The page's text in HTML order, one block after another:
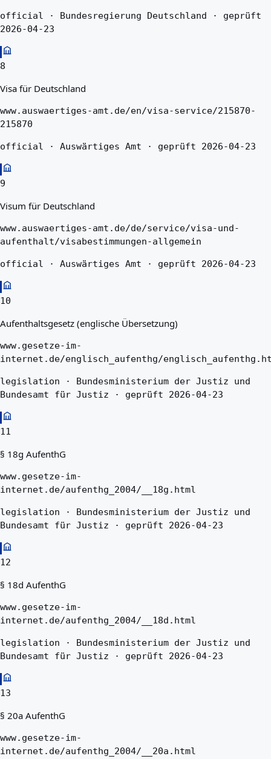
official · Bundesregierung Deutschland · geprüft
2026-04-23
8
Visa für Deutschland
www.auswaertiges-amt.de/en/visa-service/215870-
215870
official · Auswärtiges Amt · geprüft 2026-04-23
9
Visum für Deutschland
www.auswaertiges-amt.de/de/service/visa-und-
aufenthalt/visabestimmungen-allgemein
official · Auswärtiges Amt · geprüft 2026-04-23
10
Aufenthaltsgesetz (englische Übersetzung)
www.gesetze-im-
internet.de/englisch_aufenthg/
legislation · Bundesministerium der Justiz und
Bundesamt für Justiz · geprüft 2026-04-23
11
§ 18g AufenthG
www.gesetze-im-
internet.de/aufenthg_2004/__18g.html
legislation · Bundesministerium der Justiz und
Bundesamt für Justiz · geprüft 2026-04-23
12
§ 18d AufenthG
www.gesetze-im-
internet.de/aufenthg_2004/__18d.html
legislation · Bundesministerium der Justiz und
Bundesamt für Justiz · geprüft 2026-04-23
13
§ 20a AufenthG
www.gesetze-im-
internet.de/aufenthg_2004/__20a.html